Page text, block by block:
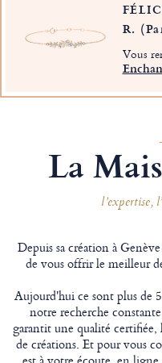
R.
Vous
La
l’expertise,
Depuis sa création à
de vous offrir le meilleur
Aujourd'hui ce sont plus de
notre recherche
garantit une qualité
de créations. Et pour vous